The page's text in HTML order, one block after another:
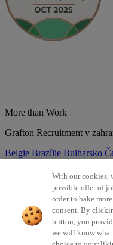
More than Work
Grafton Recruitment v
Belgie Brazílie Bulharsko
Německo
Slovensko
©2026 Všechna práva
Ochrana osobních údajů
With our cookies,
possible offer of
order to bake
consent. By
button, you
we will know